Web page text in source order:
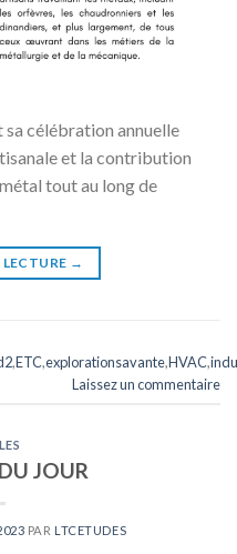
célébration annuelle
et la contribution
tout au long de
→
,ETC,explorationsavante,HVAC,
Laissez un commentaire
JOUR
PAR LTCETUDES